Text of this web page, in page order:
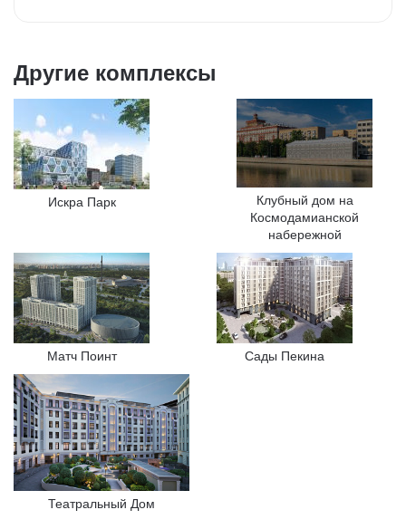
Другие комплексы
Искра Парк
Клубный дом на
Космодамианской
набережной
Матч Поинт Сады Пекина
Театральный Дом